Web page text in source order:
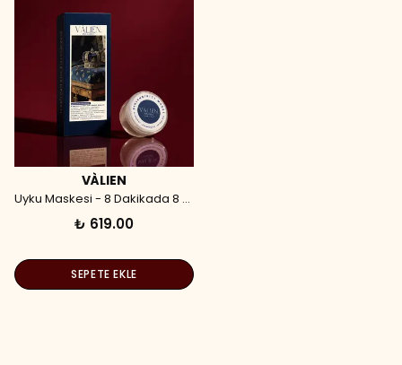
VÀLIEN
Uyku Maskesi - 8 Dakikada 8 Saat Etkili Kapsül Maske (7 Adet)
₺ 619.00
SEPETE EKLE